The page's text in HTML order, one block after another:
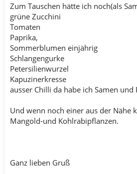
Zum Tauschen hätte ich noch(als
grüne Zucchini
Tomaten
Paprika,
Sommerblumen einjährig
Schlangengurke
Petersilienwurzel
Kapuzinerkresse
ausser Chilli da habe ich Samen und
Und wenn noch einer aus der Nähe
Mangold-und Kohlrabipflanzen.
Ganz lieben Gruß